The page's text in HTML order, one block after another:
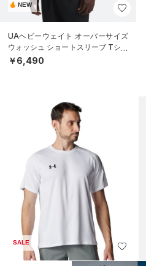
NEW
UAヘビーウェイト オーバーサイズ
ウォッシュ ショートスリーブ Tシャ
ツ（ライフスタイル/MEN）
￥6,490
SALE